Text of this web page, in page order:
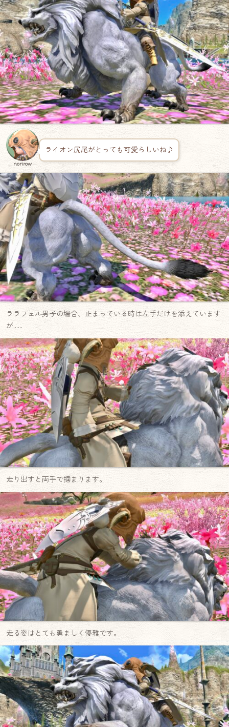
norirow
ライオン尻尾がとっても可愛らしいね♪
ララフェル男子の場合、止まっている時は左手だけを添えています
が……
走り出すと両手で掴まります。
走る姿はとても勇ましく優雅です。